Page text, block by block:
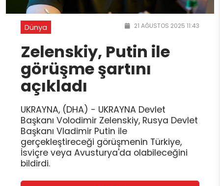
Dünya 21 AĞUSTOS 2025 11:43
Zelenskiy, Putin ile
görüşme şartını
açıkladı
UKRAYNA, (DHA) - UKRAYNA Devlet
Başkanı Volodimir Zelenskiy, Rusya Devlet
Başkanı Vladimir Putin ile
gerçekleştireceği görüşmenin Türkiye,
İsviçre veya Avusturya'da olabileceğini
bildirdi.